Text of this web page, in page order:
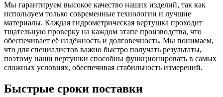
Мы гарантируем высокое качество наших изделий, так как
используем только современные технологии и лучшие
материалы. Каждая гидрометрическая вертушка проходит
тщательную проверку на каждом этапе производства, что
обеспечивает её надёжность и долговечность. Мы понимаем,
что для специалистов важно быстро получать результаты,
поэтому наши вертушки способны функционировать в самых
сложных условиях, обеспечивая стабильность измерений.
Быстрые сроки поставки